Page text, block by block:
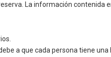
La información contenida
a que cada persona tiene